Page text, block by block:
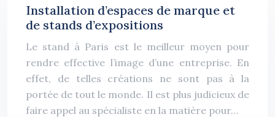
Installation d’espaces de marque et
de stands d’expositions
Le stand à Paris est le meilleur moyen pour
rendre effective l’image d’une entreprise. En
effet, de telles créations ne sont pas à la
portée de tout le monde. Il est plus judicieux de
faire appel au spécialiste en la matière pour…